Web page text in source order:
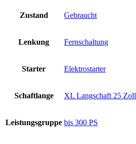
Zustand Gebraucht
Lenkung Fernschaltung
Starter Elektrostarter
Schaftlange XL Langschaft 25 Zoll
Leistungsgruppe bis 300 PS